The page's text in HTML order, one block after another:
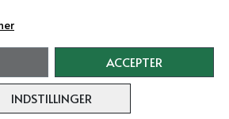
INDSTILLINGER
ACCEPTER